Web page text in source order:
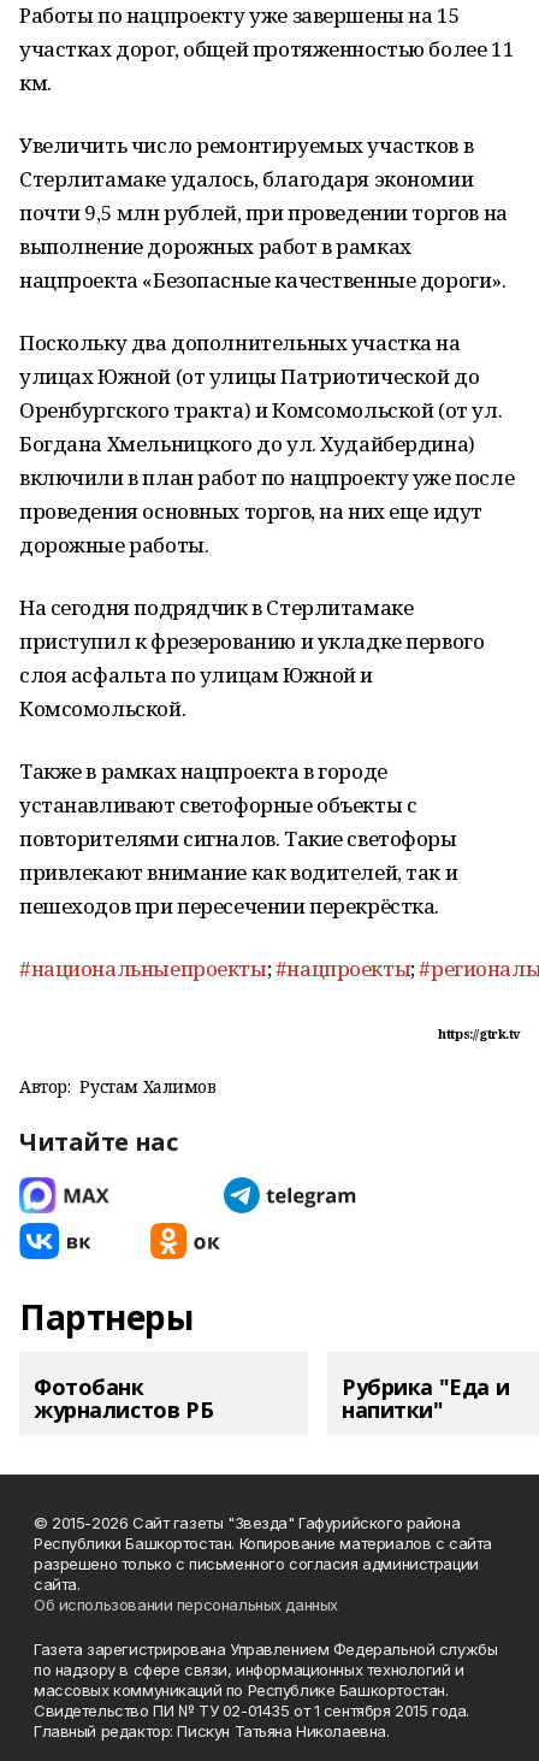
Работы по нацпроекту уже завершены на 15
участках дорог, общей протяженностью более 11
км.
Увеличить число ремонтируемых участков в
Стерлитамаке удалось, благодаря экономии
почти 9,5 млн рублей, при проведении торгов на
выполнение дорожных работ в рамках
нацпроекта «Безопасные качественные дороги».
Поскольку два дополнительных участка на
улицах Южной (от улицы Патриотической до
Оренбургского тракта) и Комсомольской (от ул.
Богдана Хмельницкого до ул. Худайбердина)
включили в план работ по нацпроекту уже после
проведения основных торгов, на них еще идут
дорожные работы.
На сегодня подрядчик в Стерлитамаке
приступил к фрезерованию и укладке первого
слоя асфальта по улицам Южной и
Комсомольской.
Также в рамках нацпроекта в городе
устанавливают светофорные объекты с
повторителями сигналов. Такие светофоры
привлекают внимание как водителей, так и
пешеходов при пересечении перекрёстка.
#национальныепроекты;#нацпроекты;
https://gtrk.tv
Автор: Рустам Халимов
Читайте нас
Партнеры
Фотобанк
журналистов РБ
Рубрика "Еда и
напитки"
© 2015-2026 Сайт газеты "Звезда" Гафурийского района
Республики Башкортостан. Копирование материалов с сайта
разрешено только с письменного согласия администрации
сайта.
Об использовании персональных данных
Газета зарегистрирована Управлением Федеральной службы
по надзору в сфере связи, информационных технологий и
массовых коммуникаций по Республике Башкортостан.
Свидетельство ПИ № ТУ 02-01435 от 1 сентября 2015 года.
Главный редактор: Пискун Татьяна Николаевна.